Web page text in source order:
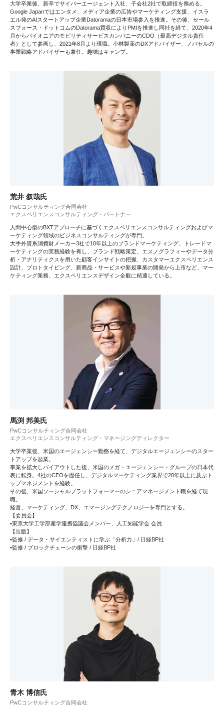
大学卒業後、新卒でサイバーエージェント入社、子会社2社で取締役を務める。
Google Japanではエンタメ、メディア企業の広告やマーケティング支援、イスラ
エル発のAIスタートアップ企業Datoramaの日本市場参入を推進。その後、セール
スフォース・ドットコムのDatorama買収によりPMIを推進し同社を経て、2020年4
月からパイオニアのモビリティサービスカンパニーのCDO（最高デジタル責任
者）として参画し、2021年8月より現職。小林製薬のDXアドバイザー、ノバセルの
事業戦略アドバイザーも兼任。趣味はキャンプ。
荒井 叙哉氏
PwCコンサルティング合同会社
エクスペリエンスコンサルティング・パートナー
人間中心型のBXTアプローチに基づくエクスペリエンスコンサルティングおよびマ
ーケティング領域のビジネスコンサルティングが専門。
大手外資系消費財メーカー3社で10年以上のブランドマーケティング、トレードマ
ーケティングの実務経験を有し、ブランド戦略策定、エスノグラフィーやデータ分
析・アナリティクスを用いた顧客インサイトの把握、カスタマーエクスペリエンス
設計、プロトタイピング、新商品・サービスや新規事業の開発から上市など、マー
ケティング業務、エクスペリエンスデザイン全般に精通している。
馬渕 邦美氏
PwCコンサルティング合同会社
エクスペリエンスコンサルティング・マネージングディレクター
大学卒業後、米国のエージェンシー勤務を経て、デジタルエージェンシーのスター
トアップを起業。
事業を拡大しバイアウトした後、米国のメガ・エージェンシー・グループの日本代
表に転身。4社のCEOを歴任し、デジタルマーケティング業界で20年以上に及ぶト
ップマネジメントを経験。
その後、米国ソーシャルプラットフォーマーのシニアマネージメント職を経て現
職。
経営、マーケティング、DX、エマージングテクノロジーを専門とする。
【委員会】
•東京大学工学部産学連携協議会メンバー、人工知能学会 会員
【出版】
•監修 / データ・サイエンティストに学ぶ「分析力」/ 日経BP社
•監修 / ブロックチェーンの衝撃 / 日経BP社
青木 博信氏
PwCコンサルティング合同会社